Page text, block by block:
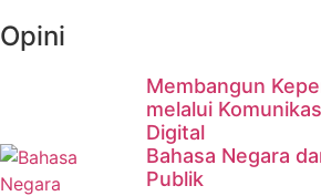
Opini
Membangun
melalui
Digital
Bahasa Negara
Publik